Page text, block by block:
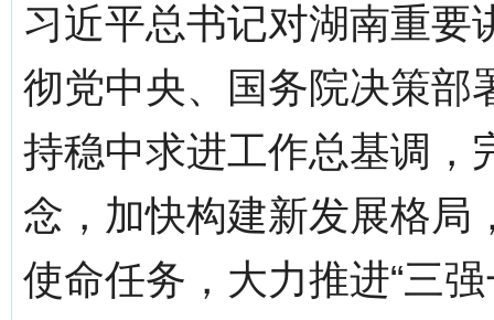
习近平总书记对湖南重要
彻党中央、国务院决策部
持稳中求进工作总基调，
念，加快构建新发展格局
使命任务，大力推进“三